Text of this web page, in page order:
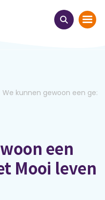
We kunnen gewoon een
een
Mooi leven